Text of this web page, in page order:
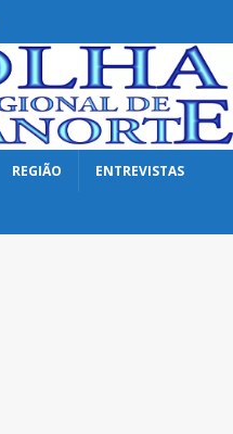
REGIÃO ENTREVISTAS